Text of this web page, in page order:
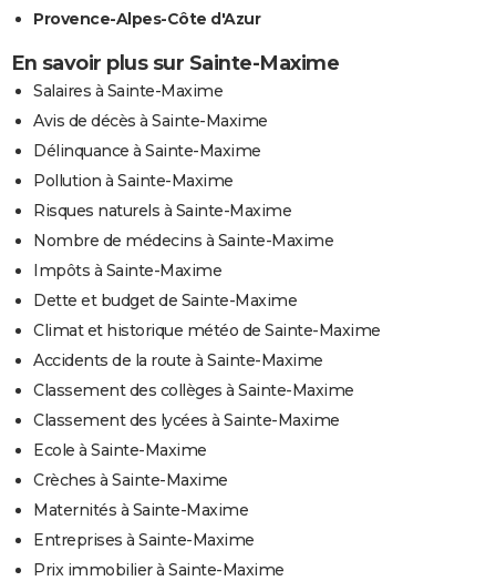
Provence-Alpes-Côte d'Azur
En savoir plus sur Sainte-Maxime
Salaires à Sainte-Maxime
Avis de décès à Sainte-Maxime
Délinquance à Sainte-Maxime
Pollution à Sainte-Maxime
Risques naturels à Sainte-Maxime
Nombre de médecins à Sainte-Maxime
Impôts à Sainte-Maxime
Dette et budget de Sainte-Maxime
Climat et historique météo de Sainte-Maxime
Accidents de la route à Sainte-Maxime
Classement des collèges à Sainte-Maxime
Classement des lycées à Sainte-Maxime
Ecole à Sainte-Maxime
Crèches à Sainte-Maxime
Maternités à Sainte-Maxime
Entreprises à Sainte-Maxime
Prix immobilier à Sainte-Maxime